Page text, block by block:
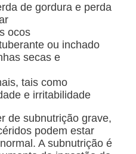
de gordura e perda
ocos
ou inchado
secas e
tais como
e irritabilidade
de subnutrição grave,
podem estar
A subnutrição é